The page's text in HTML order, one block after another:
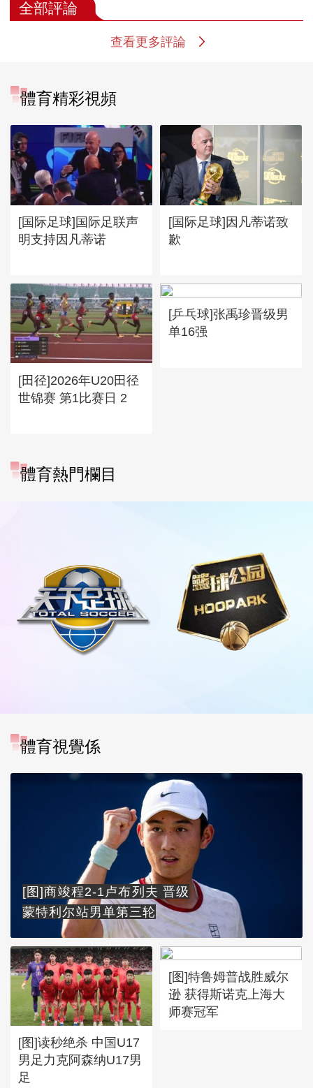
全部評論
查看更多評論
體育精彩視頻
[国际足球]国际足联声
明支持因凡蒂诺
[国际足球]因凡蒂诺致
歉
[田径]2026年U20田径
世锦赛 第1比赛日 2
[乒乓球]张禹珍晋级男
单16强
體育熱門欄目
體育視覺係
[图]商竣程2-1卢布列夫 晋级
蒙特利尔站男单第三轮
[图]读秒绝杀 中国U17
男足力克阿森纳U17男
足
[图]特鲁姆普战胜威尔
逊 获得斯诺克上海大
师赛冠军